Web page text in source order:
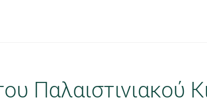
Παλαιστινιακού